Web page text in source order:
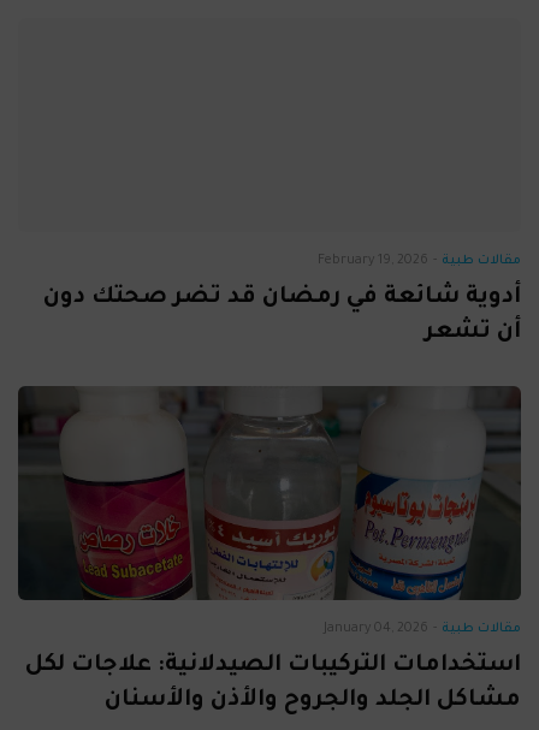
مقالات طبية -
February 19, 2026
أدوية شائعة في رمضان قد تضر صحتك دون
أن تشعر
مقالات طبية -
January 04, 2026
استخدامات التركيبات الصيدلانية: علاجات لكل
مشاكل الجلد والجروح والأذن والأسنان